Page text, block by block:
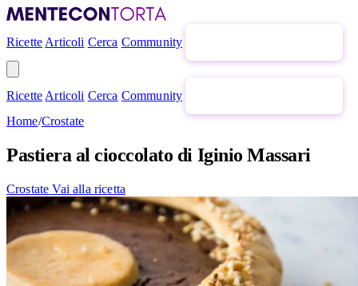
Ricette Articoli Cerca Community
Ricette Articoli Cerca Community
Home/Crostate
Pastiera al cioccolato di Iginio Massari
Crostate Vai alla ricetta